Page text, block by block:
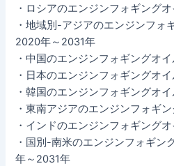
・ロシアのエンジンフォギング
・地域別-アジアのエンジンフォ
2020年～2031年
・中国のエンジンフォギングオ
・日本のエンジンフォギングオ
・韓国のエンジンフォギングオ
・東南アジアのエンジンフォギ
・インドのエンジンフォギング
・国別-南米のエンジンフォギン
年～2031年